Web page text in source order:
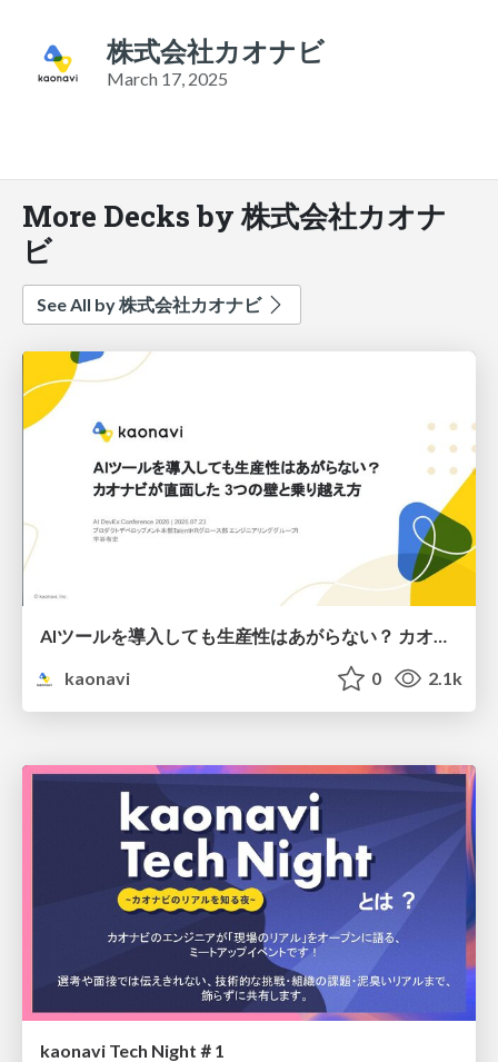
株式会社カオナビ
March 17, 2025
More Decks by 株式会社カオナ
ビ
See All by 株式会社カオナビ
AIツールを導入しても生産性はあがらない？ カオナビが直面した 3つの壁と乗り越え方。/ Overcoming 3 Barriers to AI-Driven Productivity at kaonavi
kaonavi
0 2.1k
kaonavi Tech Night＃1